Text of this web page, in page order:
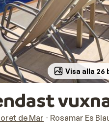
Visa alla 26
de Mar Rosamar Es